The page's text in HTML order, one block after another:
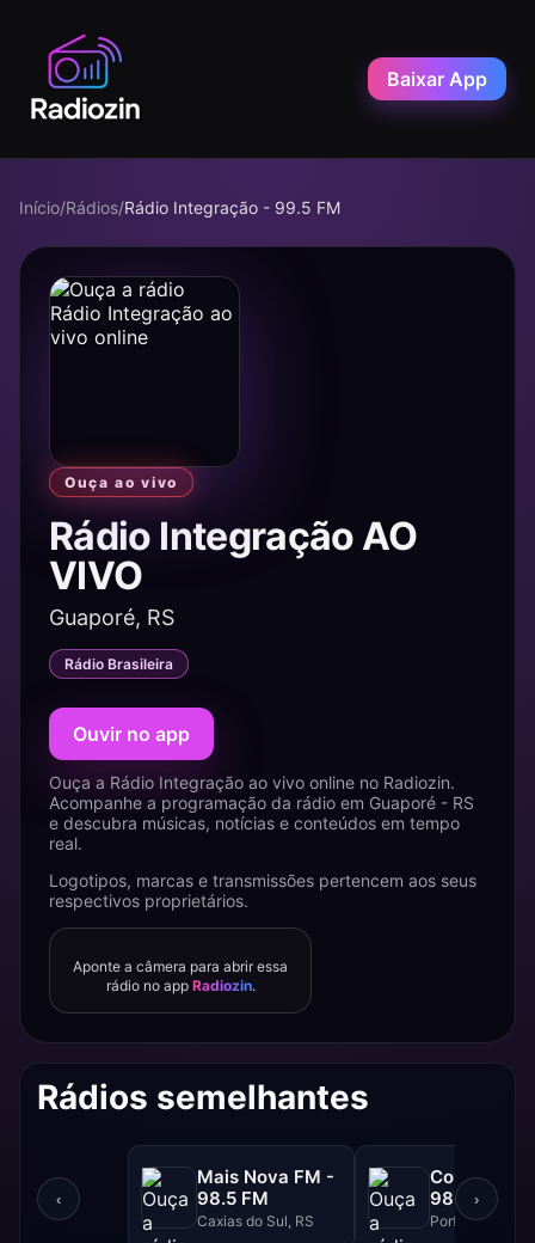
Baixar App
Início/Rádios/Rádio Integração - 99.5 FM
Ouça ao vivo
Rádio Integração AO
VIVO
Guaporé, RS
Rádio Brasileira
Ouvir no app
Ouça a Rádio Integração ao vivo online no Radiozin.
Acompanhe a programação da rádio em Guaporé - RS
e descubra músicas, notícias e conteúdos em tempo
real.
Logotipos, marcas e transmissões pertencem aos seus
respectivos proprietários.
Aponte a câmera para abrir essa
rádio no app Radiozin.
Rádios semelhantes
‹
Mais Nova FM -
98.5 FM
Caxias do Sul, RS
98.3 FM
Porto Alegre,
›